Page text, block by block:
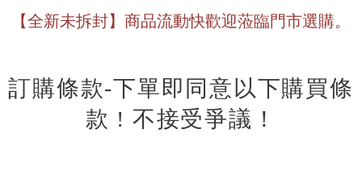
【全新未拆封】商品流動快歡迎蒞臨門市選購。
訂購條款-下單即同意以下購買條
款 ! 不接受爭議！